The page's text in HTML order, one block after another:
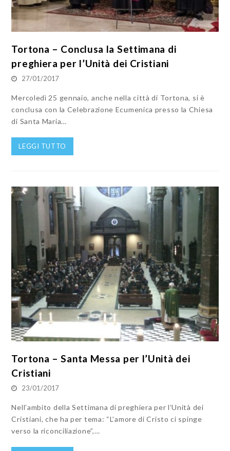
Tortona – Conclusa la Settimana di
preghiera per l’Unità dei Cristiani
27/01/2017
Mercoledì 25 gennaio, anche nella città di Tortona, si è
conclusa con la Celebrazione Ecumenica presso la Chiesa
di Santa Maria…
LEGGI TUTTO
Tortona – Santa Messa per l’Unità dei
Cristiani
23/01/2017
Nell’ambito della Settimana di preghiera per l’Unità dei
Cristiani, che ha per tema: “L’amore di Cristo ci spinge
verso la riconciliazione”,…